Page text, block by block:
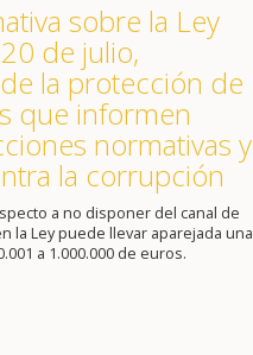
sobre la Ley
de julio,
la protección de
que informen
normativas y
la corrupción
a no disponer del canal de
la Ley puede llevar aparejada una
a 1.000.000 de euros.